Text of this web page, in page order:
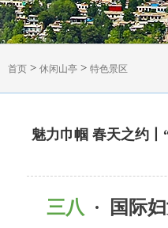
首页 > 休闲山亭 > 特色景区
魅力巾帼 春天之约
三八 · 国际